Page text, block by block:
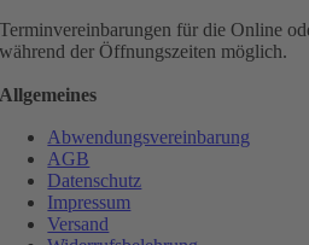
Terminvereinbarungen für die Online
während der Öffnungszeiten möglich.
Allgemeines
Abwendungsvereinbarung
AGB
Datenschutz
Impressum
Versand